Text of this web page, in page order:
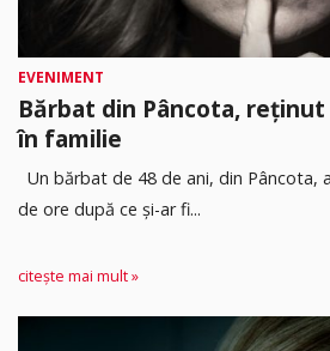
EVENIMENT
Bărbat din Pâncota,
în familie
Un bărbat de 48 de ani, din Pâncota,
de ore după ce și-ar fi...
citește mai mult »